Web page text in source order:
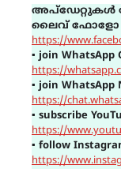
അപ്ഡേറ്റുകൾ
ലൈവ് ഫോളോ
https://
▪ join WhatsApp
https://
▪ join WhatsApp
https://
▪ subscribe
https://
▪ follow
https://